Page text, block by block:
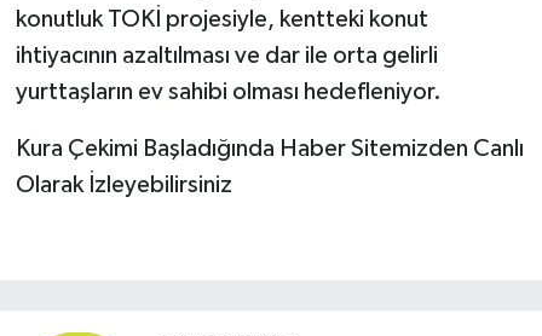
konutluk TOKİ projesiyle, kentteki konut
ihtiyacının azaltılması ve dar ile orta gelirli
yurttaşların ev sahibi olması hedefleniyor.
Kura Çekimi Başladığında Haber Sitemizden Canlı
Olarak İzleyebilirsiniz